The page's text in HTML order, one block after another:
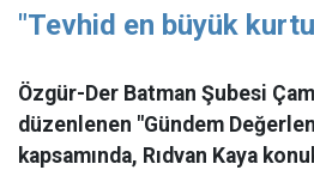
"Tevhid en büyük
Özgür-Der Batman Şubesi
düzenlenen "Gündem
kapsamında, Rıdvan Kaya